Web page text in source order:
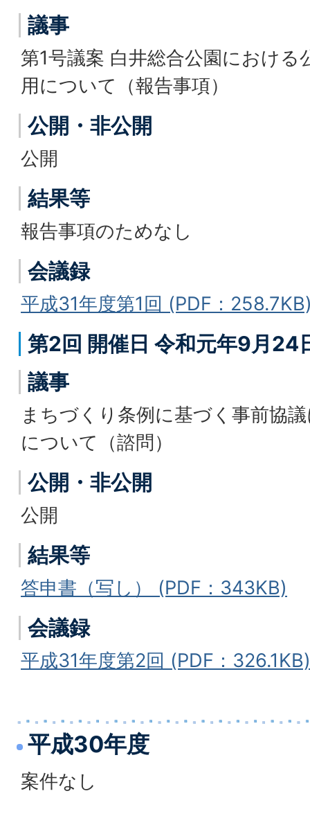
議事
第1号議案 白井総合公園における
用について（報告事項）
公開・非公開
公開
結果等
報告事項のためなし
会議録
平成31年度第1回 (PDF：
第2回 開催日 令和元年9月24
議事
まちづくり条例に基づく事前協
について（諮問）
公開・非公開
公開
結果等
答申書（写し） (PDF：343KB)
会議録
平成31年度第2回 (PDF：326.1KB)
平成30年度
案件なし